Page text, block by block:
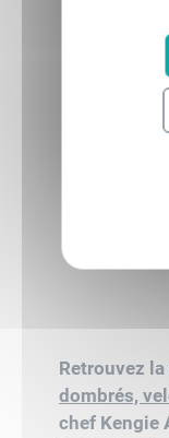
Retrouvez
dombrés,
chef Kengie